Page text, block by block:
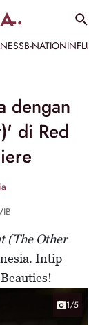
B-NATION
dengan
di Red
(The Other
Intip
1/5